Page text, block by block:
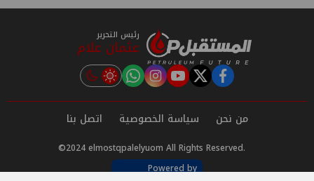
رئيس التحرير
عثمان علام
facebook
twitter
youtube
instagram
tiktok
من نحن سياسة الخصوصية اتصل بنا
©2024 elmostqpalelyuom All Rights Reserved.
Powered by